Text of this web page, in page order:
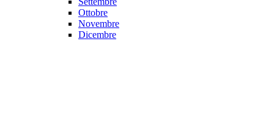
Ottobre
Novembre
Dicembre